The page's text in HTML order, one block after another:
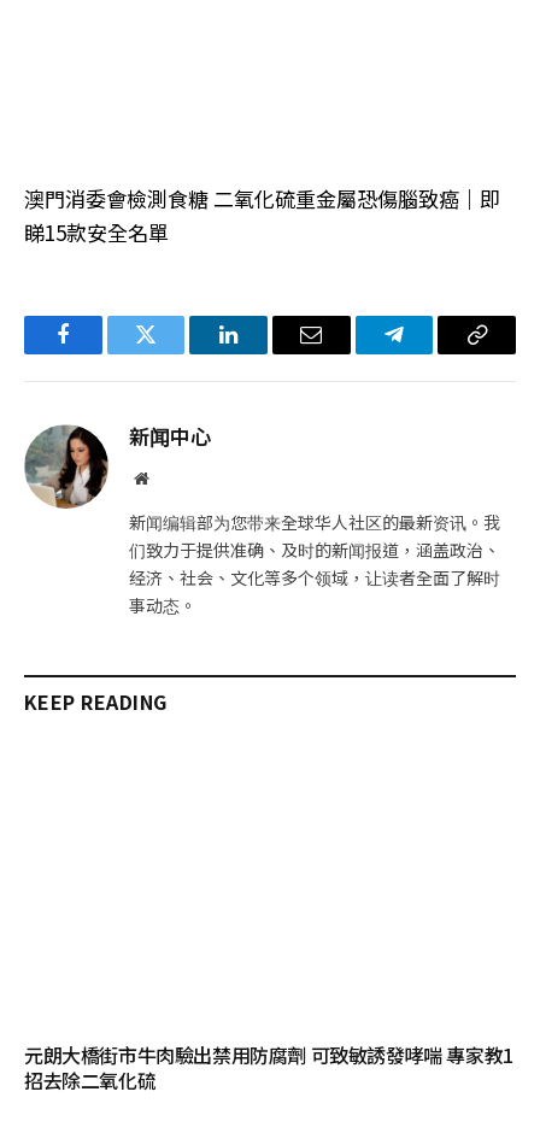
澳門消委會檢測食糖 二氧化硫重金屬恐傷腦致癌｜即
睇15款安全名單
FacebookTwitter LinkedIn电
Telegram复
新闻中心
网
新闻编辑部为您带来全球华人社区的最新资讯。我
们致力于提供准确、及时的新闻报道，涵盖政治、
经济、社会、文化等多个领域，让读者全面了解时
事动态。
KEEP READING
元朗大橋街市牛肉驗出禁用防腐劑 可致敏誘發哮喘 專家教1
招去除二氧化硫